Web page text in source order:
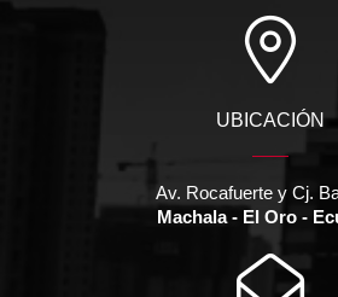
UBICACIÓN
Av. Rocafuerte y Cj.
Machala - El Oro -